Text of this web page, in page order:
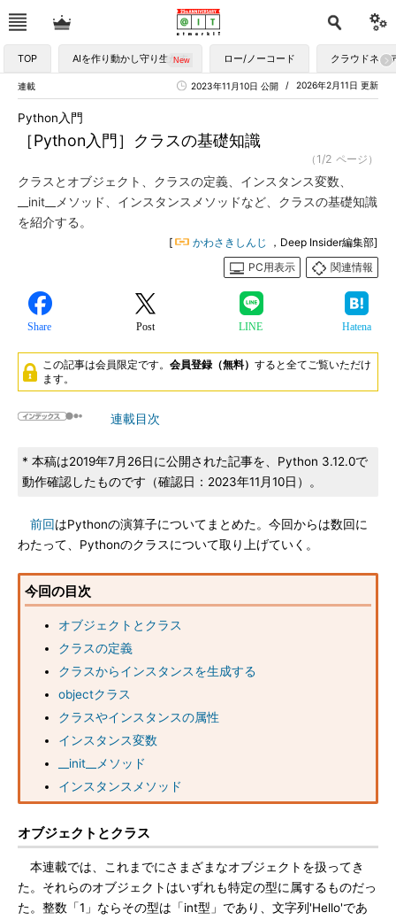
TOP AIを作り動かし守り生かす ロー/ノーコード クラウドネイ
連載 2026年2月11日 更新
2023年11月10日 公開
［Python入門］クラスの基礎知識
Python入門
（1/2 ページ）
クラスとオブジェクト、クラスの定義、インスタンス変数、
__init__メソッド、インスタンスメソッドなど、クラスの基礎知識
を紹介する。
[ かわさきしんじ
，Deep Insider編集部]
PC用表示
関連情報
Share Post LINE Hatena
この記事は会員限定です。 会員登録（無料） すると全てご覧いただけ
ます。
連載目次
* 本稿は2019年7月26日に公開された記事を、Python 3.12.0で
動作確認したものです（確認日：2023年11月10日）。
前回はPythonの演算子についてまとめた。今回からは数回に
わたって、Pythonのクラスについて取り上げていく。
今回の目次
オブジェクトとクラス
クラスの定義
クラスからインスタンスを生成する
objectクラス
クラスやインスタンスの属性
インスタンス変数
__init__メソッド
インスタンスメソッド
オブジェクトとクラス
本連載では、これまでにさまざまなオブジェクトを扱ってき
た。それらのオブジェクトはいずれも特定の型に属するものだっ
た。整数「1」ならその型は「int型」であり、文字列'Hello'であ